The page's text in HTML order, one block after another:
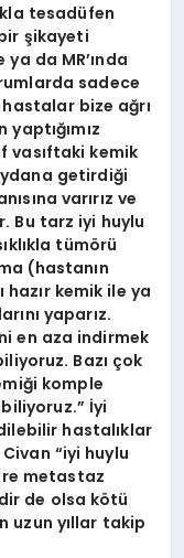
tesadüfen
şikayeti
da MR’ında
sadece
bize ağrı
vasıftaki kemik
getirdiği
varırız ve
Bu tarz iyi huylu
tümörü
(hastanın
kemik ile ya
yaparız.
en aza indirmek
Bazı çok
komple
İyi
hastalıklar
“iyi huylu
metastaz
de olsa kötü
uzun yıllar takip